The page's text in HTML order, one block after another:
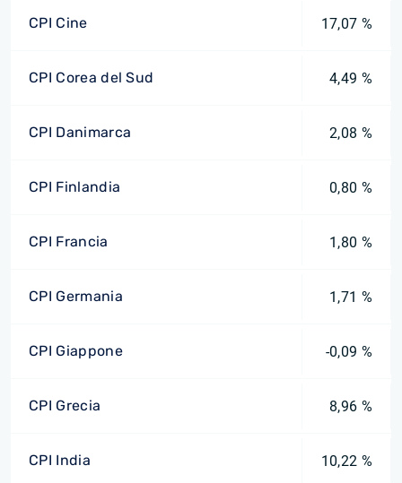
CPI Cine 17,07 %
CPI Corea del Sud 4,49 %
CPI Danimarca 2,08 %
CPI Finlandia 0,80 %
CPI Francia 1,80 %
CPI Germania 1,71 %
CPI Giappone -0,09 %
CPI Grecia 8,96 %
CPI India 10,22 %